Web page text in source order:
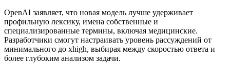
OpenAI заявляет, что новая модель лучше удерживает
профильную лексику, имена собственные и
специализированные термины, включая медицинские.
Разработчики смогут настраивать уровень рассуждений от
минимального до xhigh, выбирая между скоростью ответа и
более глубоким анализом задачи.